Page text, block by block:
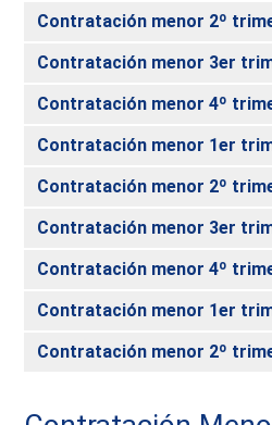
Contratación menor 2º
Contratación menor 3er
Contratación menor 4º
Contratación menor 1er
Contratación menor 2º
Contratación menor 3er
Contratación menor 4º
Contratación menor 1er
Contratación menor 2º